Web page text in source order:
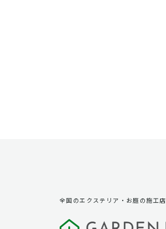
全国のエクステリア・お庭の施工